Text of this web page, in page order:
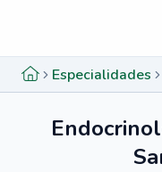
Especialidades